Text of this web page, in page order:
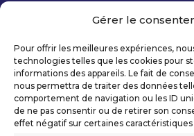
Gérer le
Pour offrir les meilleures expériences,
technologies telles que les cookies pour
informations des appareils. Le fait de
nous permettra de traiter des données
comportement de navigation ou les ID
de ne pas consentir ou de retirer son
effet négatif sur certaines
Mentions légales
Politique de confidentialité
Déclaration d’accessibilité
Ils nous soutiennent